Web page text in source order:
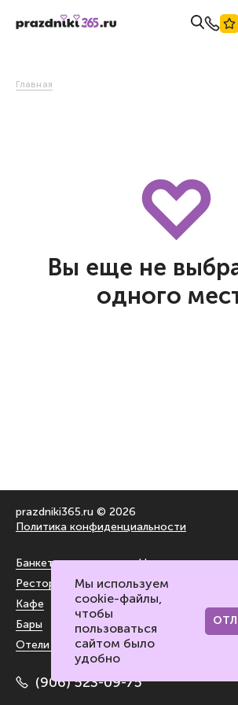
Главная
Вы еще не
одного
prazdniki365.ru © 2026
Политика конфиденциальности
Банкетные залы
Рестораны
Кафе
Бары
Отели и лофты
На воздухе
За городом
Блог
Контакты портала
(906) 523-09-75
Мы используем
cookie-файлы,
чтобы
пользоваться
сайтом было
удобно